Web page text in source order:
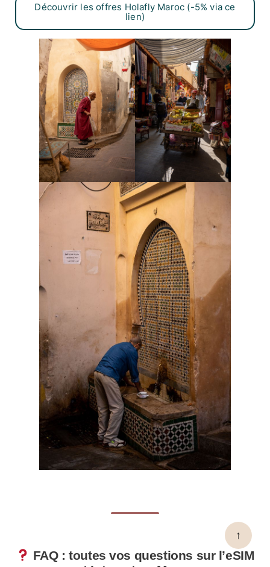
Découvrir les offres Holafly Maroc (-5% via ce
lien)
FAQ : toutes vos questions sur l’eSIM
↑